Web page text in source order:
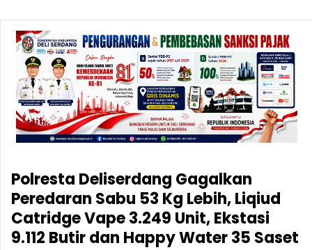
Polresta Deliserdang Gagalkan
Peredaran Sabu 53 Kg Lebih, Liqiud
Catridge Vape 3.249 Unit, Ekstasi
9.112 Butir dan Happy Water 35 Saset